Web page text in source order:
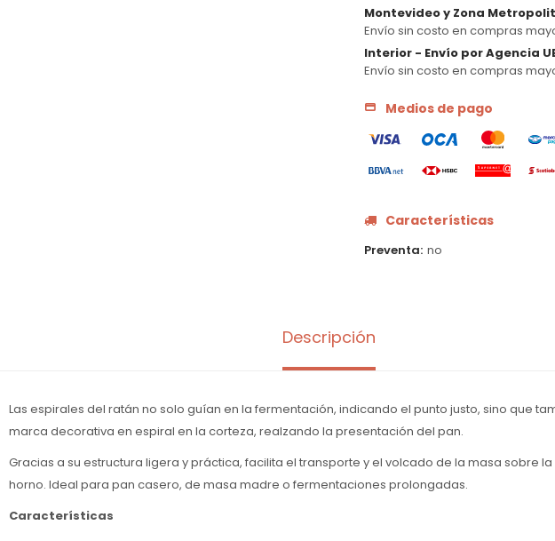
Montevideo y Zona
Envío sin costo en compras
Interior - Envío por Agencia
Envío sin costo en compras
Medios de pago
Características
Preventa no
Descripción
Las espirales del ratán no solo guían en la fermentación, indicando el punto justo, sino que
marca decorativa en espiral en la corteza, realzando la presentación del pan.
Gracias a su estructura ligera y práctica, facilita el transporte y el volcado de la masa sobre
horno. Ideal para pan casero, de masa madre o fermentaciones prolongadas.
Características